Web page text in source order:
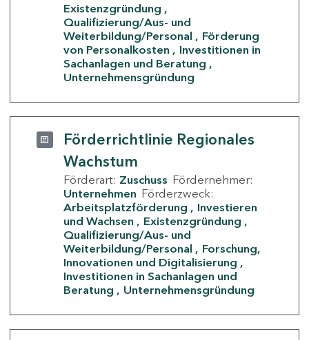
Existenzgründung
Qualifizierung/Aus- und
Weiterbildung/Personal
Förderung
von Personalkosten
Investitionen in
Sachanlagen und Beratung
Unternehmensgründung
Förderrichtlinie Regionales
Wachstum
Förderart: Zuschuss Fördernehmer:
Unternehmen Förderzweck:
Arbeitsplatzförderung
Investieren
und Wachsen
Existenzgründung
Qualifizierung/Aus- und
Weiterbildung/Personal
Forschung,
Innovationen und Digitalisierung
Investitionen in Sachanlagen und
Beratung
Unternehmensgründung